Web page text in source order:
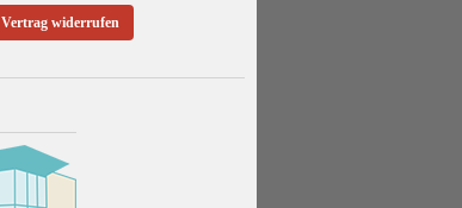
Vertrag widerrufen